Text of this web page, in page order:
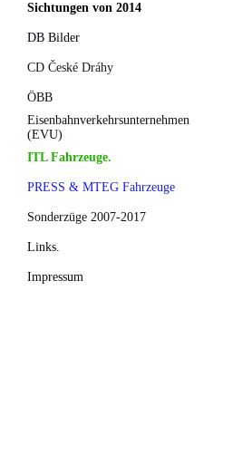
Sichtungen von 2014
DB Bilder
CD České Dráhy
ÖBB
Eisenbahnverkehrsunternehmen
(EVU)
ITL Fahrzeuge.
PRESS & MTEG Fahrzeuge
Sonderzüge 2007-2017
Links.
Impressum